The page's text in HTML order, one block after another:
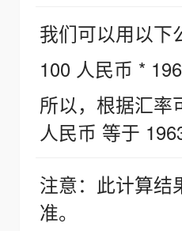
我们可以用以下
100 人民币 *
所以，根据汇率
人民币 等于
注意：此计算结
准。